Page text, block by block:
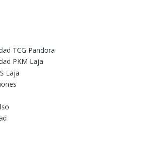
TCG Pandora
PKM Laja
Laja